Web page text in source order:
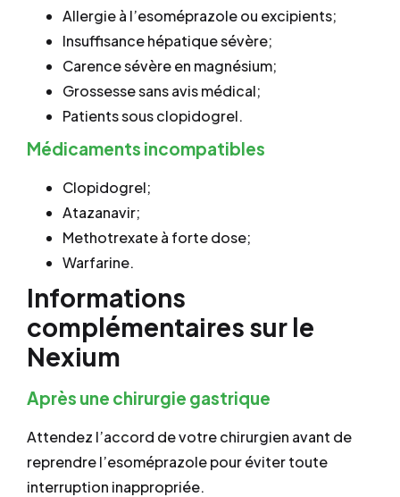
Allergie à l’esoméprazole ou excipients;
Insuffisance hépatique sévère;
Carence sévère en magnésium;
Grossesse sans avis médical;
Patients sous clopidogrel.
Médicaments incompatibles
Clopidogrel;
Atazanavir;
Methotrexate à forte dose;
Warfarine.
Informations
complémentaires sur le
Nexium
Après une chirurgie gastrique
Attendez l’accord de votre chirurgien avant de
reprendre l’esoméprazole pour éviter toute
interruption inappropriée.